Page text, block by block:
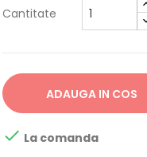
Cantitate
ADAUGA IN COS
 La comanda